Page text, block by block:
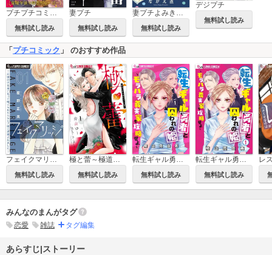
プチプチコミック
無料試し読み
妻プチ
無料試し読み 無料試し読み
デジプチ
無料試し読み
「 プチコミック 」 のおすすめ作品
フェイクマリッジ～元彼の子を身ごもって捨てられたらセレブ彼に求婚されました～【マイクロ】
無料試し読み
極と蕾～極道と恋を知らない人妻と～
無料試し読み
転生ギャル勇者と囚われの姫～モラハラ義実家を攻略せよ～【マイクロ】
無料試し読み
転生ギャル勇者と囚われの姫～モラハラ義実家を攻略せよ～
無料試し読み
みんなのまんがタグ
恋愛 雑誌 タグ編集
あらすじ|ストーリー